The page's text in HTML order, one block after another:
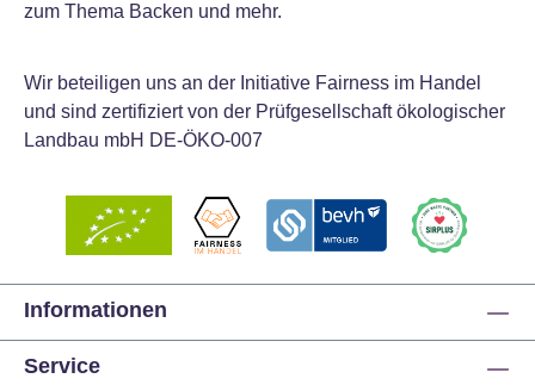
zum Thema Backen und mehr.
Wir beteiligen uns an der Initiative Fairness im Handel
und sind zertifiziert von der Prüfgesellschaft ökologischer
Landbau mbH DE-ÖKO-007
Informationen
Service